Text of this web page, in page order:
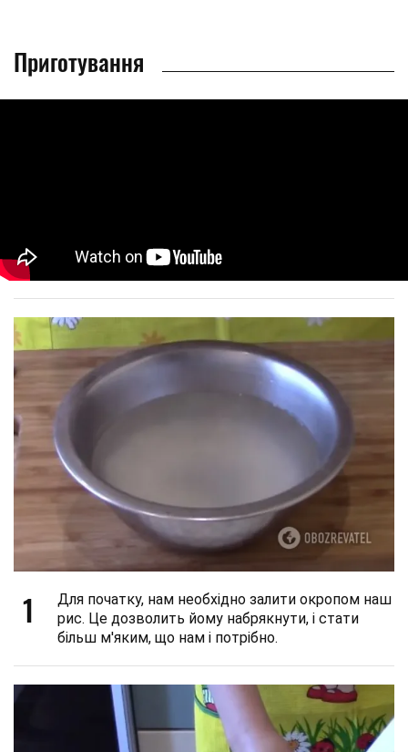
Приготування
1
Для початку, нам необхідно залити окропом наш
рис. Це дозволить йому набрякнути, і стати
більш м'яким, що нам і потрібно.